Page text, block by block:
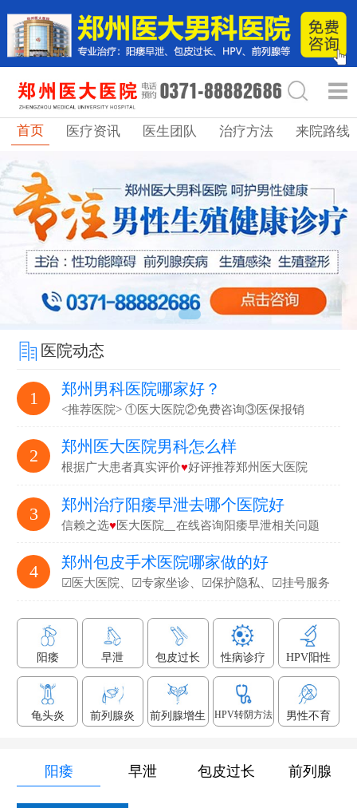
首页 医疗资讯 医生团队 治疗方法 来院路线
医院动态
1 郑州男科医院哪家好？
<推荐医院> ①医大医院②免费咨询③医保报销
2 郑州医大医院男科怎么样
根据广大患者真实评价♥好评推荐郑州医大医院
3 郑州治疗阳痿早泄去哪个医院好
信赖之选♥医大医院▁在线咨询阳痿早泄相关问题
4 郑州包皮手术医院哪家做的好
☑医大医院、☑专家坐诊、☑保护隐私、☑挂号服务
阳痿 早泄 包皮过长 性病诊疗 HPV阳性
龟头炎 前列腺炎 前列腺增生 HPV转阴方法 男性不育
阳痿 早泄 包皮过长 前列腺